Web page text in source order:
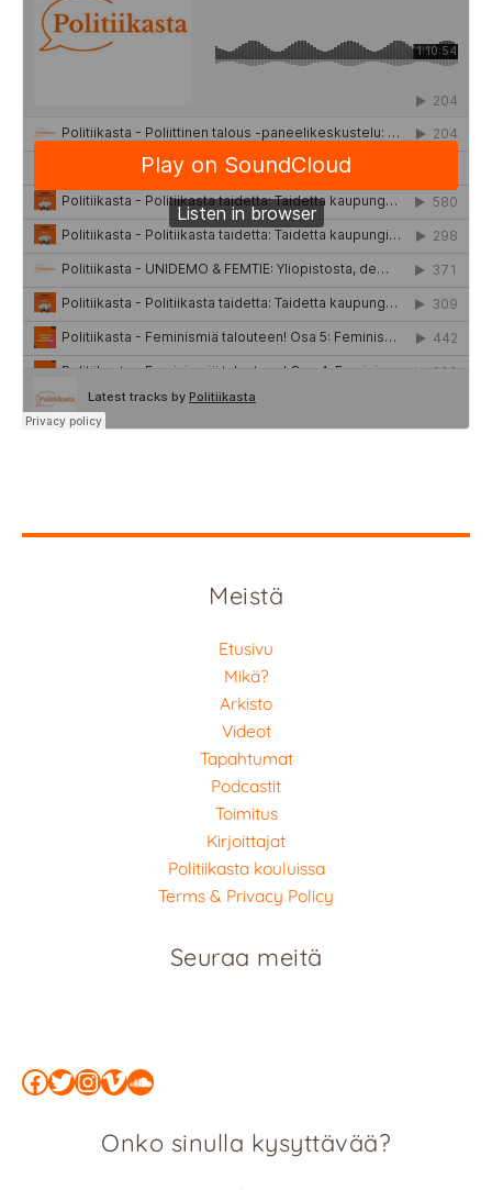
Meistä
Etusivu
Mikä?
Arkisto
Videot
Tapahtumat
Podcastit
Toimitus
Kirjoittajat
Politiikasta kouluissa
Terms & Privacy Policy
Seuraa meitä
Facebook
Twitter
Instagram
Vimeo
SoundCloud
Onko sinulla kysyttävää?